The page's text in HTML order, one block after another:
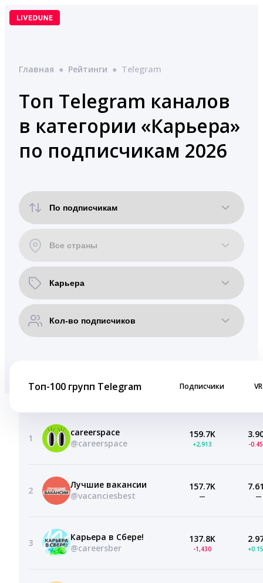
Перейти
Главная ● Рейтинги ● Telegram
Топ Telegram каналов
в категории «Карьера»
по подписчикам 2026
Топ-100 групп Telegram Подписчики VR
1
careerspace
@careerspace
159.7K
+2,913 -
2
Лучшие вакансии
@vacanciesbest
157.7K
— —
3
Карьера в Сбере!
@careersber
137.8K
-1,430